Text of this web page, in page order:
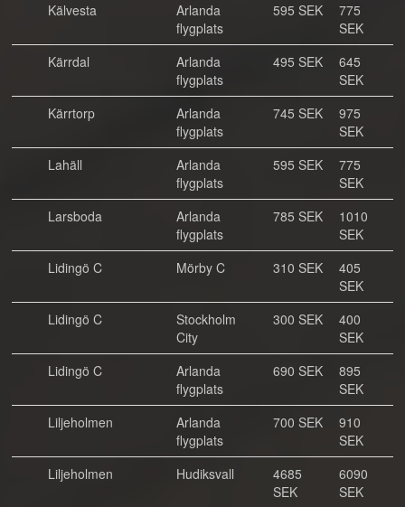
Kälvesta
Arlanda
flygplats
595 SEK
775
SEK
Kärrdal
Arlanda
flygplats
495 SEK
645
SEK
Kärrtorp
Arlanda
flygplats
745 SEK
975
SEK
Lahäll
Arlanda
flygplats
595 SEK
775
SEK
Larsboda
Arlanda
flygplats
785 SEK
1010
SEK
Lidingö C
Mörby C 310 SEK
405
SEK
Lidingö C
Stockholm
City
300 SEK
400
SEK
Lidingö C
Arlanda
flygplats
690 SEK
895
SEK
Liljeholmen
Arlanda
flygplats
700 SEK
910
SEK
Liljeholmen
Hudiksvall
4685
SEK
6090
SEK